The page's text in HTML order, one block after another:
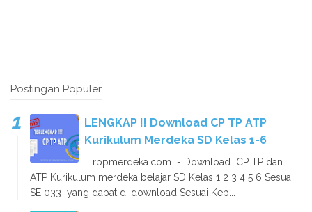
Postingan Populer
LENGKAP !! Download CP TP ATP
Kurikulum Merdeka SD Kelas 1-6
rppmerdeka.com - Download CP TP dan
ATP Kurikulum merdeka belajar SD Kelas 1 2 3 4 5 6 Sesuai
SE 033 yang dapat di download Sesuai Kep...